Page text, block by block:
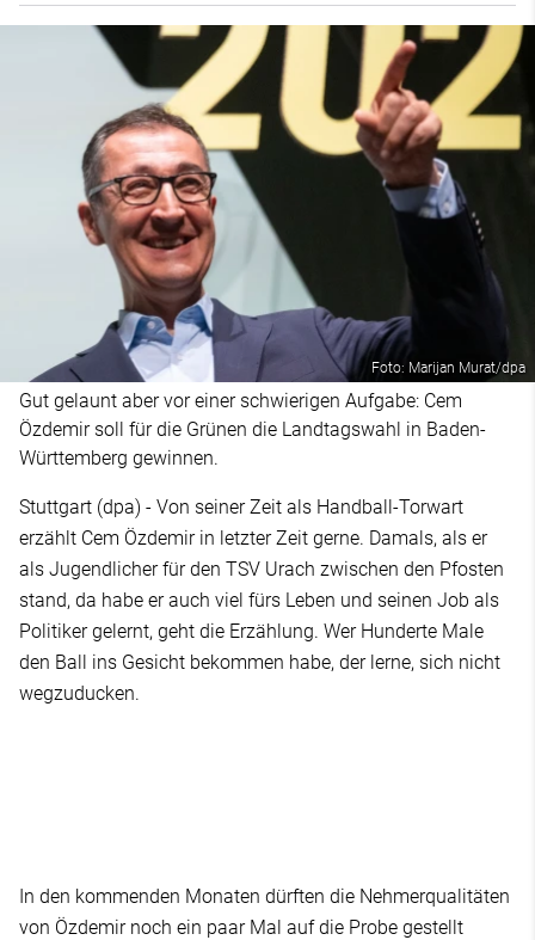
Foto: Marijan Murat/dpa
Gut gelaunt aber vor einer schwierigen Aufgabe: Cem
Özdemir soll für die Grünen die Landtagswahl in Baden-
Württemberg gewinnen.
Stuttgart (dpa) - Von seiner Zeit als Handball-Torwart
erzählt Cem Özdemir in letzter Zeit gerne. Damals, als er
als Jugendlicher für den TSV Urach zwischen den Pfosten
stand, da habe er auch viel fürs Leben und seinen Job als
Politiker gelernt, geht die Erzählung. Wer Hunderte Male
den Ball ins Gesicht bekommen habe, der lerne, sich nicht
wegzuducken.
In den kommenden Monaten dürften die Nehmerqualitäten
von Özdemir noch ein paar Mal auf die Probe gestellt